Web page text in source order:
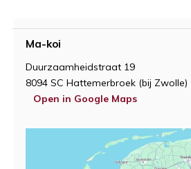
Ma-koi
Duurzaamheidstraat 19
8094 SC Hattemerbroek (bij Zwolle)
Open in Google Maps